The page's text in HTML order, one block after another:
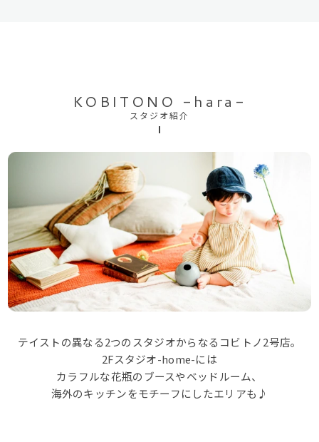
KOBITONOについて
KOBITONO -hara-
スタジオ紹介
テイストの異なる2つのスタジオからなるコビトノ2号店。
2Fスタジオ-home-には
カラフルな花瓶のブースやベッドルーム、
海外のキッチンをモチーフにしたエリアも♪